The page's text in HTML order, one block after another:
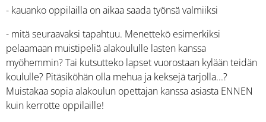
- kauanko oppilailla on aikaa saada työnsä valmiiksi
- mitä seuraavaksi tapahtuu. Menettekö esimerkiksi
pelaamaan muistipeliä alakoululle lasten kanssa
myöhemmin? Tai kutsutteko lapset vuorostaan kylään teidän
koululle? Pitäsiköhän olla mehua ja keksejä tarjolla...?
Muistakaa sopia alakoulun opettajan kanssa asiasta ENNEN
kuin kerrotte oppilaille!